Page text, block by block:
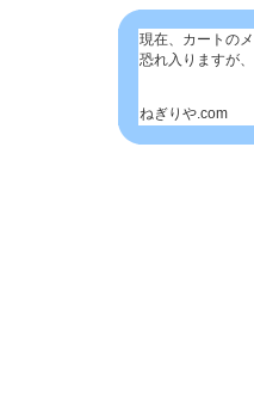
現在、カートの
恐れ入りますが
ねぎりや.com